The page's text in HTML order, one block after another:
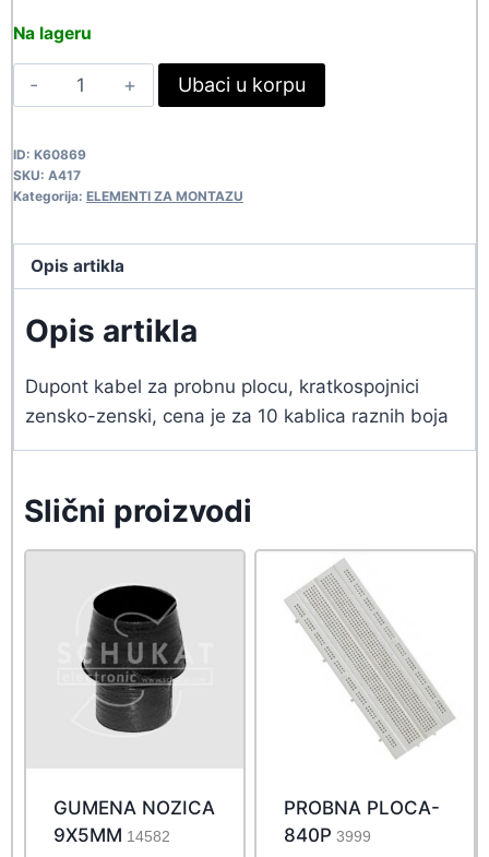
130,90 rsd.119,00 rsd.
Na lageru
KAB
SET
PROBNU
PL100FF
quantity
Ubaci u korpu
ID: K60869
SKU: A417
Kategorija: ELEMENTI ZA MONTAZU
Opis artikla
Opis artikla
Dupont kabel za probnu plocu, kratkospojnici
zensko-zenski, cena je za 10 kablica raznih boja
Slični proizvodi
GUMENA NOZICA
9X5MM 14582
PROBNA PLOCA-
840P 3999